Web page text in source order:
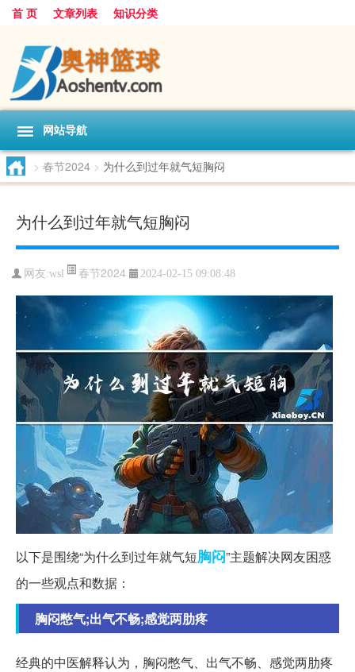
首 页 文章列表 知识分类
网站导航
> 春节2024 > 为什么到过年就气短胸闷
为什么到过年就气短胸闷
网友:wsl 春节2024 2024-02-15 09:08:48
以下是围绕“为什么到过年就气短胸闷”主题解决网友困惑
的一些观点和数据：
胸闷憋气;出气不畅;感觉两肋疼
经典的中医解释认为，胸闷憋气、出气不畅、感觉两肋疼